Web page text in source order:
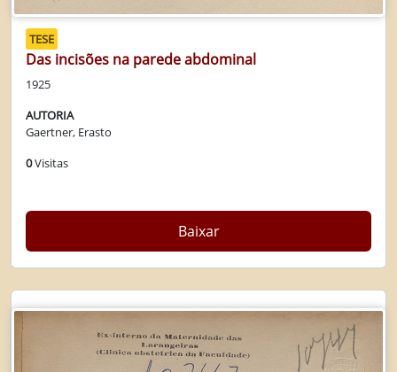
TESE
Das incisões na parede abdominal
1925
AUTORIA
Gaertner, Erasto
0Visitas
Baixar